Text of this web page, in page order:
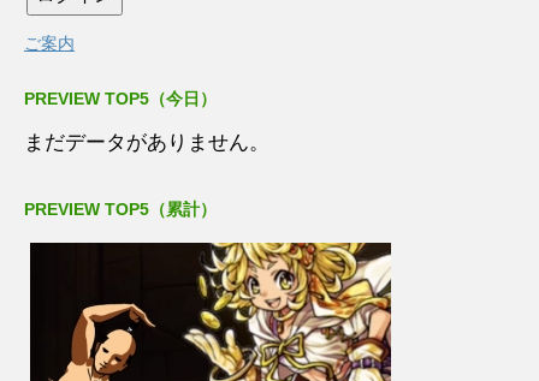
ご案内
PREVIEW TOP5（今日）
まだデータがありません。
PREVIEW TOP5（累計）